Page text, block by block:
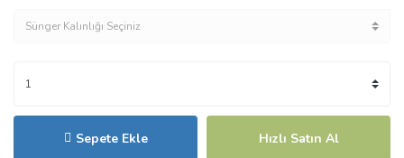
Sepete Ekle Hızlı Satın Al